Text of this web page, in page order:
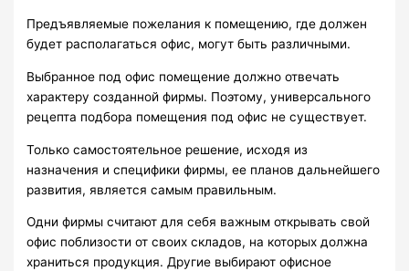
Предъявляемые пожелания к помещению, где должен
будет располагаться офис, могут быть различными.
Выбранное под офис помещение должно отвечать
характеру созданной фирмы. Поэтому, универсального
рецепта подбора помещения под офис не существует.
Только самостоятельное решение, исходя из
назначения и специфики фирмы, ее планов дальнейшего
развития, является самым правильным.
Одни фирмы считают для себя важным открывать свой
офис поблизости от своих складов, на которых должна
храниться продукция. Другие выбирают офисное